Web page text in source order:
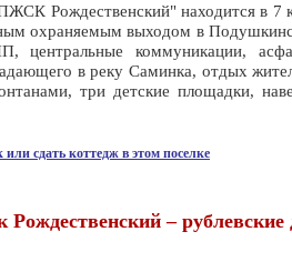
Рождественский" находится в 7
охраняемым выходом в
центральные коммуникации,
в реку Саминка, отдых
три детские площадки,
сдать коттедж в этом поселке
Рождественский –